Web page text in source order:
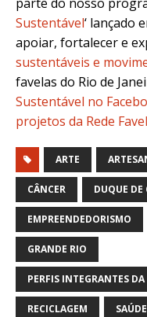
Sustentável‘ lançado
apoiar, fortalecer e
sustentáveis e
favelas do Rio de
Sustentável no
projetos da Rede
ARTE
CÂNCER DUQUE DE
EMPREENDEDORISMO
GRANDE RIO
PERFIS INTEGRANTES
RECICLAGEM SAÚDE